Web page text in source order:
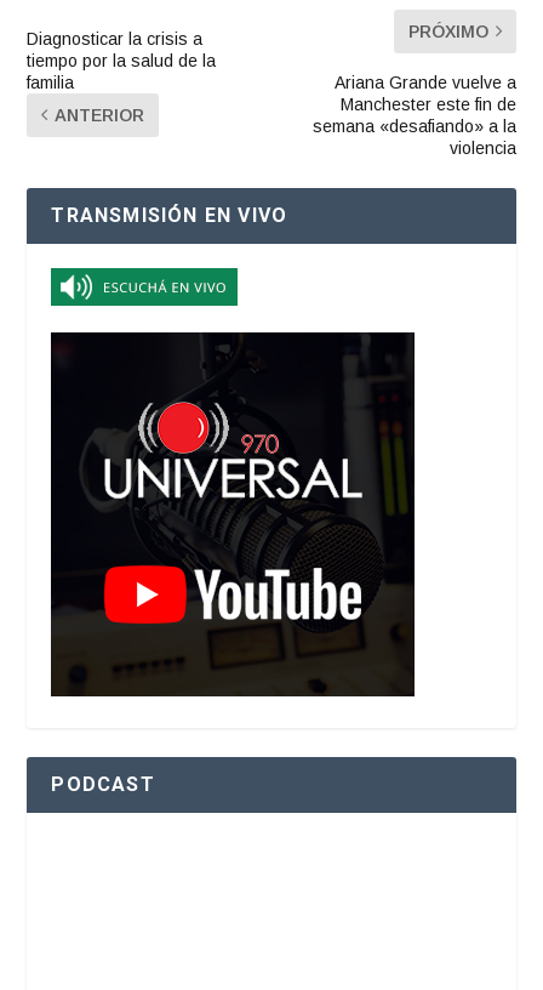
Diagnosticar la crisis a
tiempo por la salud de la
familia
ANTERIOR
PRÓXIMO
Ariana Grande vuelve a
Manchester este fin de
semana «desafiando» a la
violencia
TRANSMISIÓN EN VIVO
PODCAST